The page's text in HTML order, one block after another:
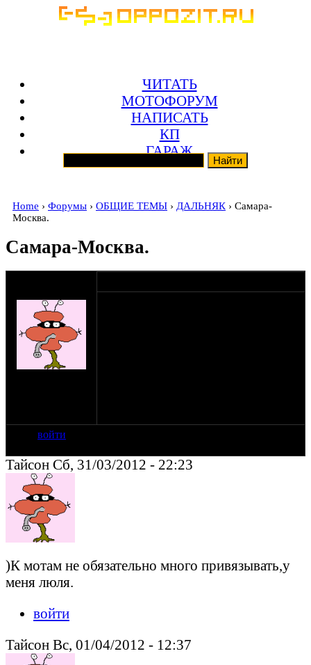
ЧИТАТЬ
МОТОФОРУМ
НАПИСАТЬ
КП
ГАРАЖ
Home › Форумы › ОБЩИЕ ТЕМЫ › ДАЛЬНЯК › Самара-
Москва.
Самара-Москва.
войти
Тайсон Сб, 31/03/2012 - 22:23
)К мотам не обязательно много привязывать,у
меня люля.
войти
Тайсон Вс, 01/04/2012 - 12:37